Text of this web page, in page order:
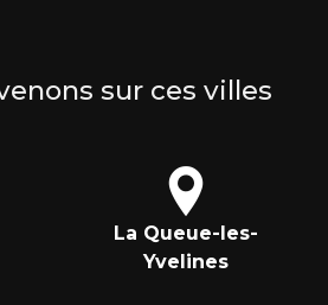
sur ces villes
La Queue-les-
Yvelines